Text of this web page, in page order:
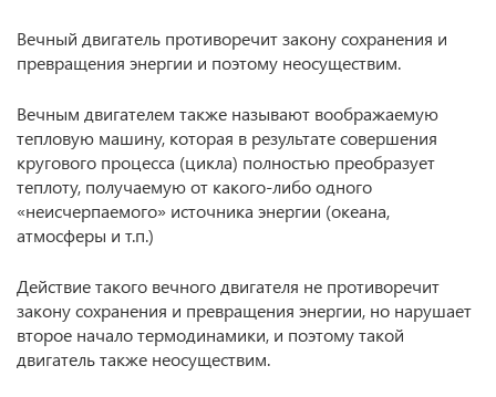
Вечный двигатель противоречит закону сохранения и
превращения энергии и поэтому неосуществим.
Вечным двигателем также называют воображаемую
тепловую машину, которая в результате совершения
кругового процесса (цикла) полностью преобразует
теплоту, получаемую от какого-либо одного
«неисчерпаемого» источника энергии (океана,
атмосферы и т.п.)
Действие такого вечного двигателя не противоречит
закону сохранения и превращения энергии, но нарушает
второе начало термодинамики, и поэтому такой
двигатель также неосуществим.